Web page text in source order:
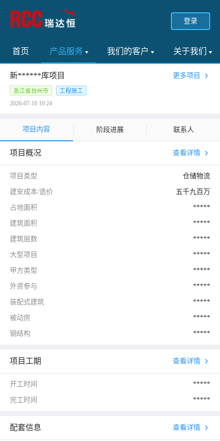
登录
首页 产品服务 我们的客户 关于我们
新******库项目 更多项目
浙江省台州市
工程施工
2026-07-10 10:24
项目内容 阶段进展 联系人
项目概况 查看详情
项目类型 仓储物流
建安成本/造价 五千九百万
占地面积 *****
建筑面积 *****
建筑层数 *****
大型项目 *****
甲方类型 *****
外资参与 *****
装配式建筑 *****
被动房 *****
钢结构 *****
项目工期 查看详情
开工时间 *****
完工时间 *****
配套信息 查看详情